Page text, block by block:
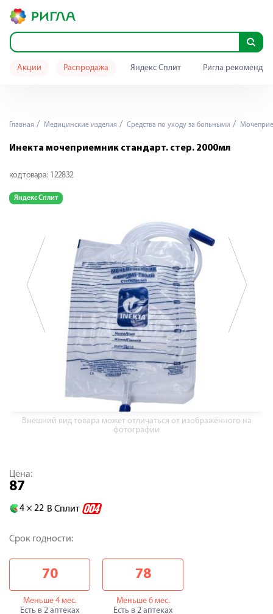
Акции Распродажа Яндекс Сплит Ригла
Главная Медицинские изделия Средства по уходу за больными
Инекта мочеприемник стандарт. стер. 2000мл
код товара: 122832
Яндекс Сплит
Внешний вид товара может отличаться от изображённого на
фотографии
Цена:
87
4 × 22 В Сплит
Срок годности:
70
Меньше 4 мес.
Есть в 2 аптеках
78
Меньше 6 мес.
Есть в 2 аптеках